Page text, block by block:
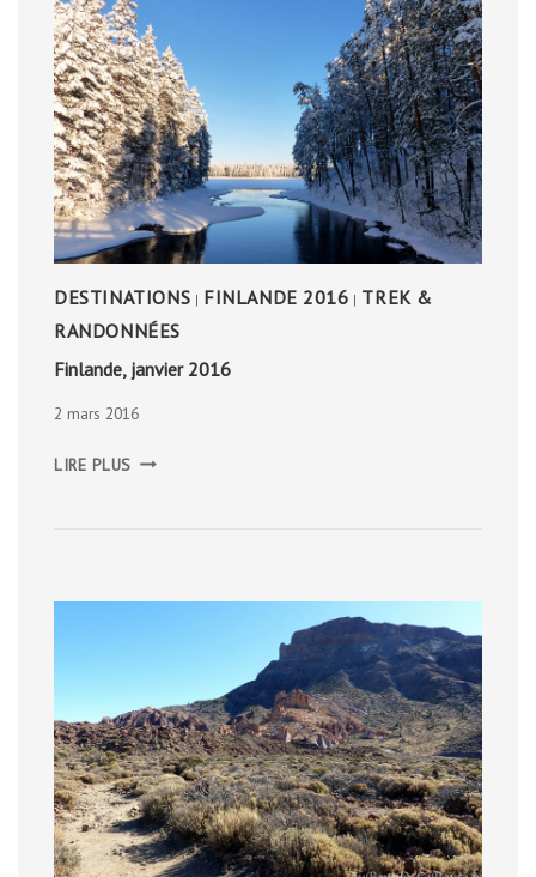
DESTINATIONS | FINLANDE 2016 | TREK &
RANDONNÉES
Finlande, janvier 2016
2 mars 2016
LIRE PLUS JANVIER